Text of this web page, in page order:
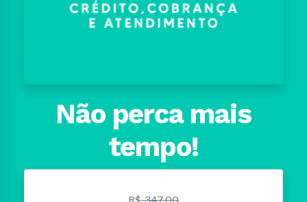
Não perca mais
tempo!